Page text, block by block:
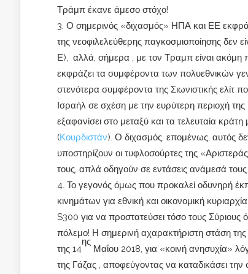
Τράμπ έκανε άμεσο στόχο!
Ο σημερινός «διχασμός» ΗΠΑ και ΕΕ
της νεοφιλελεύθερης παγκοσμιοποίησης δεν
Ε), αλλά, σήμερα , με τον Τραμπ είναι ακόμη
εκφράζει τα συμφέροντα των πολυεθνικών
στενότερα συμφέροντα της Σιωνιστικής ελίτ
Ισραήλ σε σχέση με την ευρύτερη περιοχή
εξαφανίσει στο μεταξύ και τα τελευταία
(Κουρδιστάν). Ο διχασμός, επομένως, αυτός
υποστηρίζουν οι τυφλοσούρτες της
τους, απλά οδηγούν σε εντάσεις ανάμεσά
Το γεγονός όμως που προκαλεί οδυνηρή
κινημάτων για εθνική και οικονομική
S300 για να προστατεύσει τόσο τους Σύριους
πόλεμο! Η σημερινή αχαρακτήριστη στάση
της 14
ης
Μαΐου 2018, για «κοινή ανησυχία»
της Γάζας , αποφεύγοντας να καταδικάσει